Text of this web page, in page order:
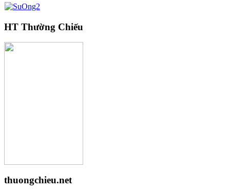
HT Thường Chiếu
thuongchieu.net